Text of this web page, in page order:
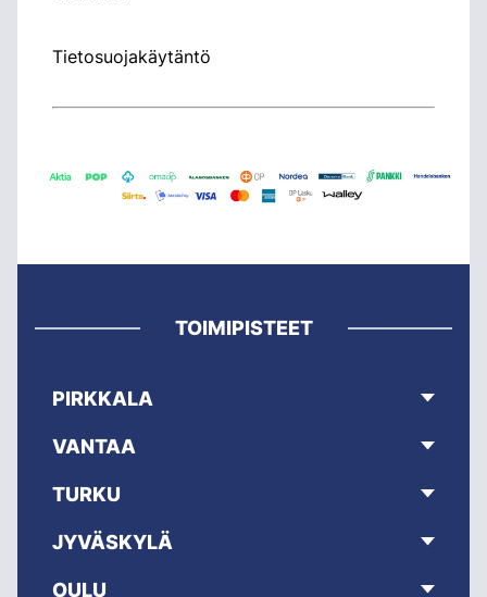
Tietosuojakäytäntö
TOIMIPISTEET
PIRKKALA
VANTAA
TURKU
JYVÄSKYLÄ
OULU